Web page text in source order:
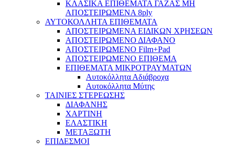
ΚΛΑΣΙΚΑ ΕΠΙΘΕΜΑΤΑ ΓΑΖΑΣ ΜΗ
ΑΠΟΣΤΕΙΡΩΜΕΝΑ 8ply
ΑΥΤΟΚΟΛΛΗΤΑ ΕΠΙΘΕΜΑΤΑ
ΑΠΟΣΤΕΙΡΩΜΕΝΑ ΕΙΔΙΚΩΝ ΧΡΗΣΕΩΝ
ΑΠΟΣΤΕΙΡΩΜΕΝΟ ΔΙΑΦΑΝΟ
ΑΠΟΣΤΕΙΡΩΜΕΝΟ Film+Pad
ΑΠΟΣΤΕΙΡΩΜΕΝΟ ΕΠΙΘΕΜΑ
ΕΠΙΘΕΜΑΤΑ ΜΙΚΡΟΤΡΑΥΜΑΤΩΝ
Αυτοκόλλητα Αδιάβροχα
Αυτοκόλλητα Μύτης
ΤΑΙΝΙΕΣ ΣΤΕΡΕΩΣΗΣ
ΔΙΑΦΑΝΗΣ
ΧΑΡΤΙΝΗ
ΕΛΑΣΤΙΚΗ
ΜΕΤΑΞΩΤΗ
ΕΠΙΔΕΣΜΟΙ